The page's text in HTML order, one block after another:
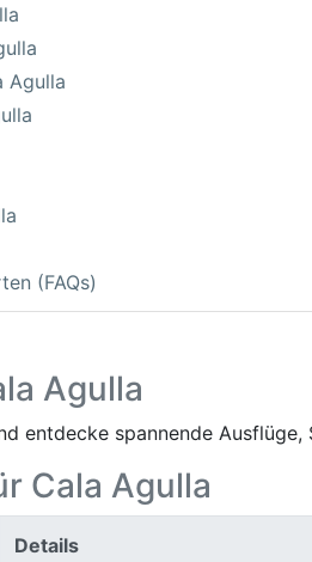
Agulla
(FAQs)
Agulla
entdecke spannende
Cala Agulla
Details